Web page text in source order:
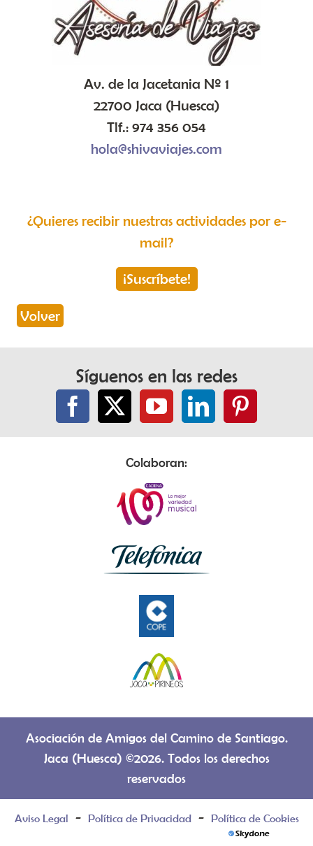
Av. de la Jacetania Nº 1
22700 Jaca (Huesca)
Tlf.: 974 356 054
hola@shivaviajes.com
¿Quieres recibir nuestras actividades por e-
mail?
¡Suscríbete!
Volver
Síguenos en las redes
Colaboran:
Asociación de Amigos del Camino de Santiago.
Jaca (Huesca) ©2026. Todos los derechos
reservados
Aviso Legal - Política de Privacidad - Política de Cookies